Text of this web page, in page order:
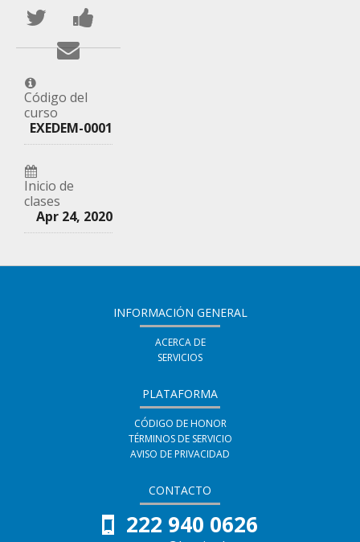
Publica
en
Twitter
que
te
has
inscrito
en
este
un
Facebook,
para
te
en
Envía
correo
a
tus
indicando
que
te
registrado
Código del
curso
EXEDEM-0001
Inicio de
clases
Apr 24, 2020
INFORMACIÓN GENERAL
ACERCA DE
SERVICIOS
PLATAFORMA
CÓDIGO DE HONOR
TÉRMINOS DE SERVICIO
AVISO DE PRIVACIDAD
CONTACTO
222 940 0626